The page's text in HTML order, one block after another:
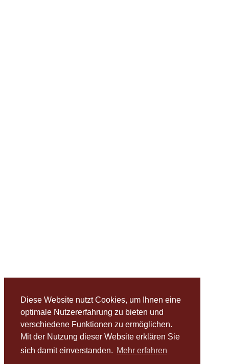
Diese Website nutzt Cookies, um Ihnen eine
optimale Nutzererfahrung zu bieten und
verschiedene Funktionen zu ermöglichen.
Mit der Nutzung dieser Website erklären Sie
sich damit einverstanden. Mehr erfahren